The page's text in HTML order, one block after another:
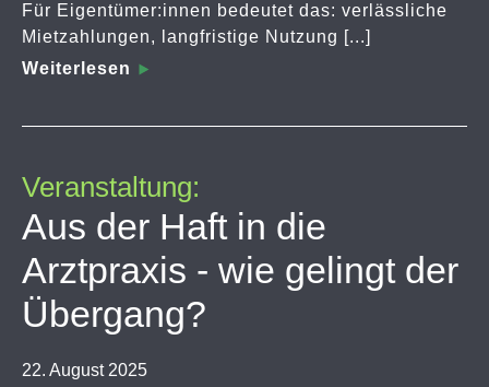
Für Eigentümer:innen bedeutet das: verlässliche
Mietzahlungen, langfristige Nutzung [...]
Weiterlesen
Veranstaltung:
Aus der Haft in die
Arztpraxis - wie gelingt der
Übergang?
22. August 2025